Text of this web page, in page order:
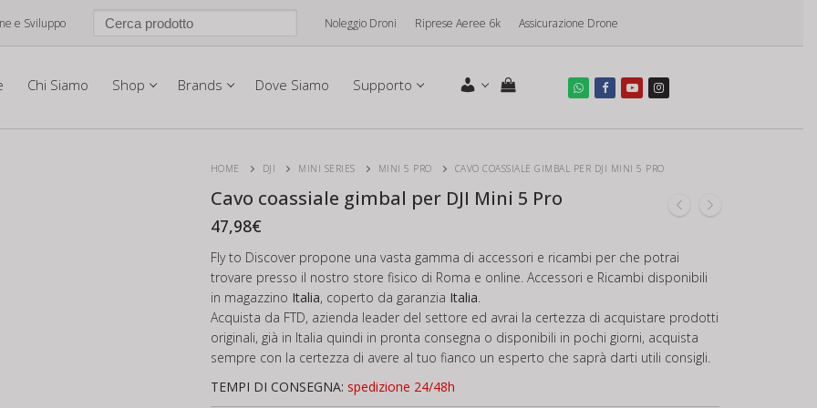
e Sviluppo Noleggio Droni Riprese Aeree 6k Assicurazione Drone
Chi Siamo Shop Brands Dove Siamo Supporto
HOME DJI MINI SERIES MINI 5 PRO CAVO COASSIALE GIMBAL PER DJI MINI 5 PRO
Cavo coassiale gimbal per DJI Mini 5 Pro
47,98€
Fly to Discover propone una vasta gamma di accessori e ricambi per che potrai
trovare presso il nostro store fisico di Roma e online. Accessori e Ricambi disponibili
in magazzino Italia, coperto da garanzia Italia.
Acquista da FTD, azienda leader del settore ed avrai la certezza di acquistare prodotti
originali, già in Italia quindi in pronta consegna o disponibili in pochi giorni, acquista
sempre con la certezza di avere al tuo fianco un esperto che saprà darti utili consigli.
TEMPI DI CONSEGNA: spedizione 24/48h